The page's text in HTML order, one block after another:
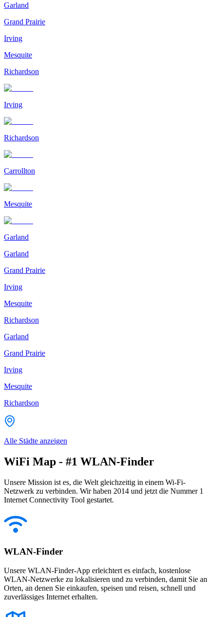
Garland
Grand Prairie
Irving
Mesquite
Richardson
Irving
Richardson
Carrollton
Mesquite
Garland
Garland
Grand Prairie
Irving
Mesquite
Richardson
Garland
Grand Prairie
Irving
Mesquite
Richardson
Alle Städte anzeigen
WiFi Map - #1 WLAN-Finder
Unsere Mission ist es, die Welt gleichzeitig in einem Wi-Fi-
Netzwerk zu verbinden. Wir haben 2014 und jetzt die Nummer 1
Internet Connectivity Tool gestartet.
WLAN-Finder
Unsere WLAN-Finder-App erleichtert es einfach, kostenlose
WLAN-Netzwerke zu lokalisieren und zu verbinden, damit Sie an
Orten, an denen Sie einkaufen, speisen und reisen, schnell und
zuverlässiges Internet erhalten.